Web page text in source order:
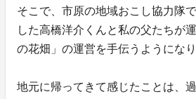
そこで、市原の地域おこし協力隊
した高橋洋介くんと私の父たちが
の花畑」の運営を手伝うようになり
地元に帰ってきて感じたことは、